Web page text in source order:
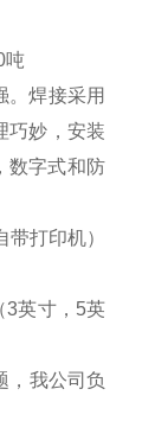
吨
。焊接采用
巧妙，安装
数字式和防
带打印机）
3英寸， 5英
，我公司负